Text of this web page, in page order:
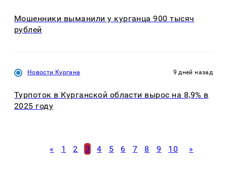
Мошенники выманили у курганца 900 тысяч
рублей
Новости Кургана 9 дней назад
Турпоток в Курганской области вырос на 8,9% в
2025 году
« 1 2 3 4 5 6 7 8 9 10 »